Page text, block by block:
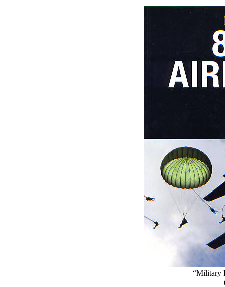
“Military